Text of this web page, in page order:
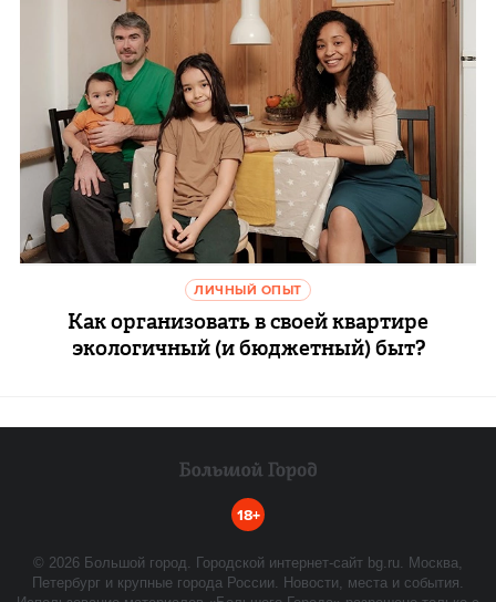
ЛИЧНЫЙ ОПЫТ
Как организовать в своей квартире
экологичный (и бюджетный) быт?
18+
© 2026 Большой город. Городской интернет-сайт bg.ru. Москва,
Петербург и крупные города России. Новости, места и события.